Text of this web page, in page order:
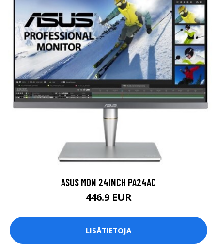
ASUS MON 24INCH PA24AC
446.9 EUR
LISÄTIETOJA